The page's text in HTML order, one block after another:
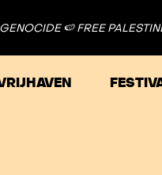
🍉 FREE PALESTINE ● 🍉